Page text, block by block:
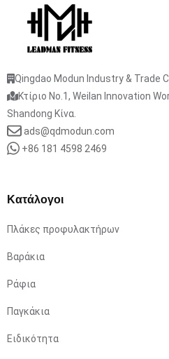
Qingdao Modun Industry & Trade
Κτίριο No.1, Weilan Innovation
Shandong Κίνα.
ads@qdmodun.com
+86 181 4598 2469
Κατάλογοι
Πλάκες προφυλακτήρων
Βαράκια
Ράφια
Παγκάκια
Ειδικότητα